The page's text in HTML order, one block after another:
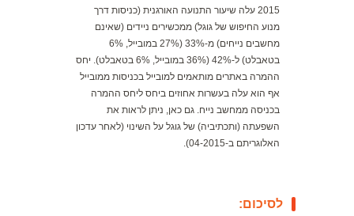
2015 עלה שיעור התנועה האורגנית (כניסות דרך
מנוע החיפוש של גוגל) ממכשירים ניידים (שאינם
מחשבים נייחים) מ-33% (27% במובייל, 6%
בטאבלט) ל-42% (36% במובייל, 6% בטאבלט). יחס
ההמרה באתרים מותאמים למובייל בכניסות ממובייל
אף הוא עלה בעשרות אחוזים ביחס ליחס ההמרה
בכניסה ממחשב נייח. גם כאן, ניתן לראות את
השפעתה (ותכתיביה) של גוגל על השינוי (לאחר עדכון
האלוגריתם ב-04-2015).
לסיכום: